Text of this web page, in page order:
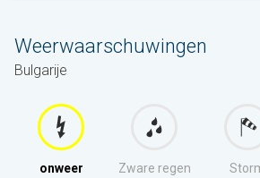
Weerwaarschuwingen
Bulgarije
onweer Zware regen